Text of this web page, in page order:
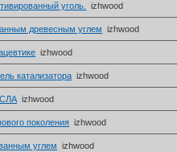
уголь. izhwood
древесным углем izhwood
izhwood
катализатора izhwood
izhwood
поколения izhwood
углем izhwood